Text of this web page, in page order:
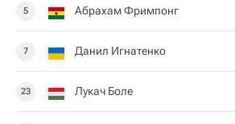
5 Абрахам Фримпонг
7 Данил Игнатенко
23 Лукач Боле